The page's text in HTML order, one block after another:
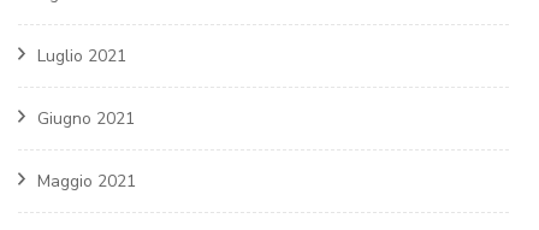
Luglio 2021
Giugno 2021
Maggio 2021